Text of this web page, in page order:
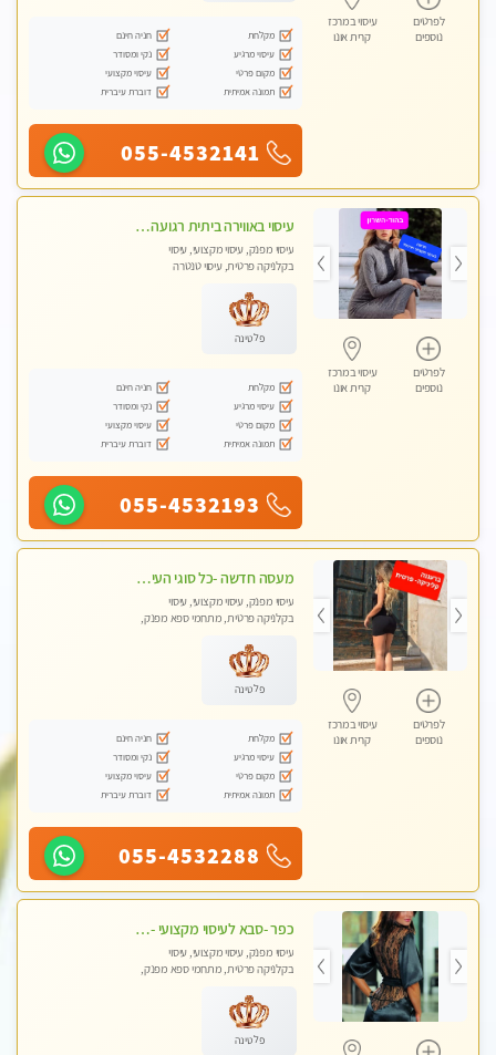
לפרטים
נוספים
עיסוי במרכז
קרית אונו
מקלחת
חניה חינם
עיסוי מרגיע
נקי ומסודר
מקום פרטי
עיסוי מקצועי
תמונה אמיתית
דוברת עיברית
055-4532141
לפרטים
נוספים
עיסוי במרכז
קרית אונו
עיסוי באווירה ביתית רגועה בהוד- השרון
עיסוי מפנק, עיסוי מקצועי, עיסוי
בקלניקה פרטית, עיסוי טנטרה
פלטינה
מקלחת
חניה חינם
עיסוי מרגיע
נקי ומסודר
מקום פרטי
עיסוי מקצועי
תמונה אמיתית
דוברת עיברית
055-4532193
לפרטים
נוספים
עיסוי במרכז
קרית אונו
מעסה חדשה -כל סוגי העיסויים מעסה מקצועית ואיכותית פרטי!!!מומלץ לחלוטין!!
עיסוי מפנק, עיסוי מקצועי, עיסוי
בקלניקה פרטית, מתחמי ספא מפנק,
פלטינה
מקלחת
חניה חינם
עיסוי מרגיע
נקי ומסודר
מקום פרטי
עיסוי מקצועי
תמונה אמיתית
דוברת עיברית
055-4532288
כפר -סבא לעיסוי מקצועי -באווירה שקטה ונעימה לחוויה של רוגע מומלץ מאוד מאוד- ללא מין !
עיסוי מפנק, עיסוי מקצועי, עיסוי
בקלניקה פרטית, מתחמי ספא מפנק,
פלטינה